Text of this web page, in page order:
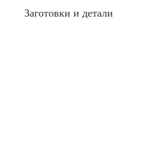
Заготовки и детали